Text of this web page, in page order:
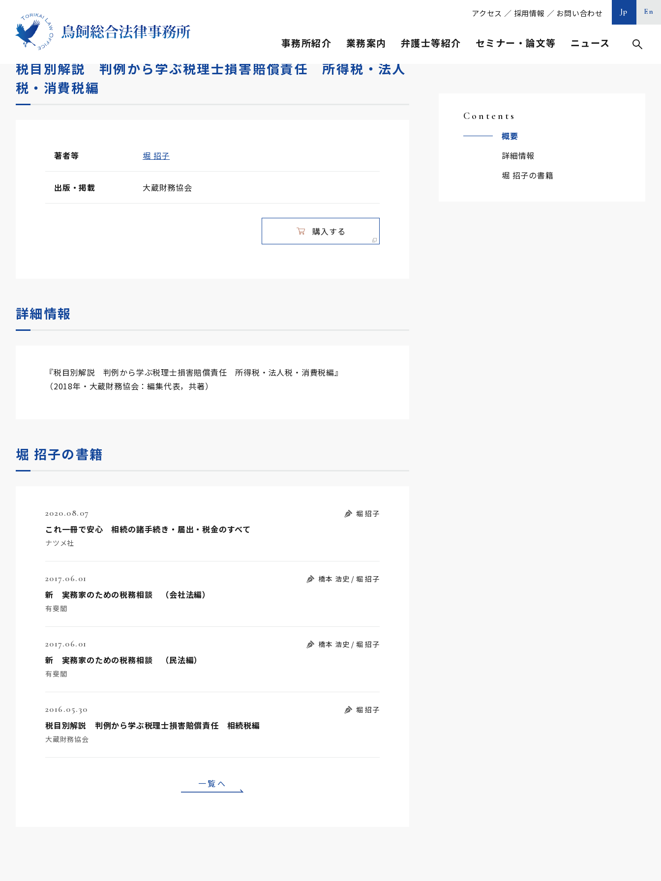
アクセス ／ 採用情報 ／ お問い合わせ Jp En
事務所紹介 業務案内 弁護士等紹介 セミナー・論文等 ニュース
HOME
税目別解説 判例から学ぶ税理士損害賠償責任 所得税・法人
税・消費税編
著者等 堀 招子
出版・掲載 大蔵財務協会
購入する
詳細情報
『税目別解説 判例から学ぶ税理士損害賠償責任 所得税・法人税・消費税編』
（2018年・大蔵財務協会：編集代表，共著）
堀 招子の書籍
2020.08.07 堀 招子
これ一冊で安心 相続の諸手続き・届出・税金のすべて
ナツメ社
2017.06.01 橋本 浩史 / 堀 招子
新 実務家のための税務相談 （会社法編）
有斐閣
2017.06.01 橋本 浩史 / 堀 招子
新 実務家のための税務相談 （民法編）
有斐閣
2016.05.30 堀 招子
税目別解説 判例から学ぶ税理士損害賠償責任 相続税編
大蔵財務協会
一覧へ
Contents
概要
詳細情報
堀 招子の書籍